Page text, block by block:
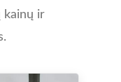
kainų ir